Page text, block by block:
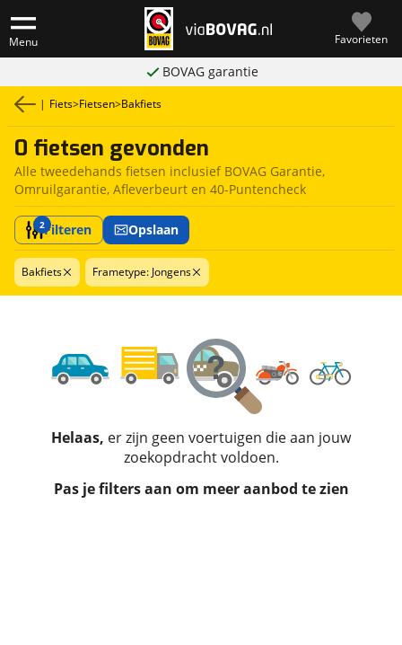
Menu Favorieten
BOVAG garantie
| Fiets>Fietsen>Bakfiets
0 fietsen gevonden
Alle tweedehands fietsen inclusief BOVAG Garantie,
Omruilgarantie, Afleverbeurt en 40-Puntencheck
2Filteren Opslaan
Bakfiets Frametype: Jongens
Helaas, er zijn geen voertuigen die aan jouw
zoekopdracht voldoen.
Pas je filters aan om meer aanbod te zien